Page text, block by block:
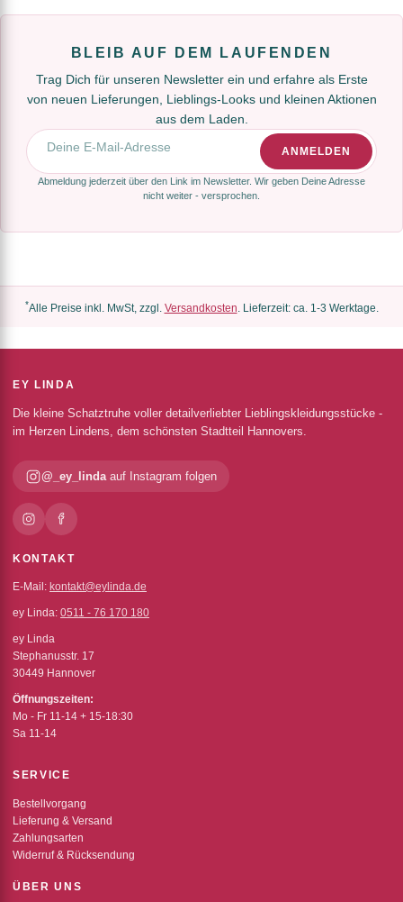
BLEIB AUF DEM LAUFENDEN
Trag Dich für unseren Newsletter ein und erfahre als Erste
von neuen Lieferungen, Lieblings-Looks und kleinen Aktionen
aus dem Laden.
E-Mail-Adresse
ANMELDEN
Abmeldung jederzeit über den Link im Newsletter. Wir geben Deine Adresse
nicht weiter - versprochen.
*Alle Preise inkl. MwSt, zzgl. Versandkosten. Lieferzeit: ca. 1-3 Werktage.
EY LINDA
Die kleine Schatztruhe voller detailverliebter Lieblingskleidungsstücke -
im Herzen Lindens, dem schönsten Stadtteil Hannovers.
@_ey_lindaauf Instagram folgen
KONTAKT
E-Mail: kontakt@eylinda.de
ey Linda: 0511 - 76 170 180
ey Linda
Stephanusstr. 17
30449 Hannover
Öffnungszeiten:
Mo - Fr 11-14 + 15-18:30
Sa 11-14
SERVICE
Bestellvorgang
Lieferung & Versand
Zahlungsarten
Widerruf & Rücksendung
ÜBER UNS